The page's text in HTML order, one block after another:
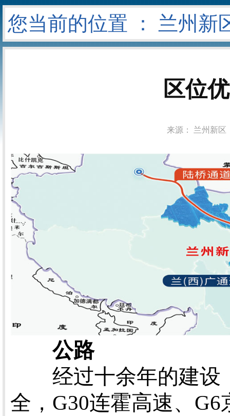
您当前的位置 ： 兰州新
区位
来源： 兰州新区
公路
经过十余年的建设
全，G30连霍高速、